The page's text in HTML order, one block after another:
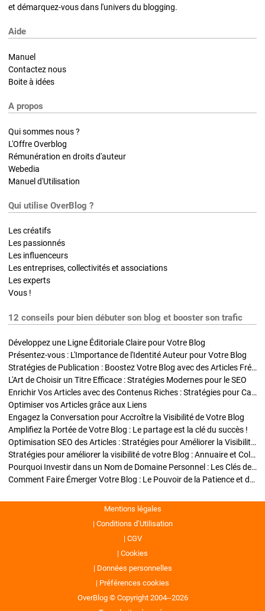
et démarquez-vous dans l'univers du blogging.
Aide
Manuel
Contactez nous
Boite à idées
A propos
Qui sommes nous ?
L'Offre Overblog
Rémunération en droits d'auteur
Webedia
Manuel d'Utilisation
Qui utilise OverBlog ?
Les créatifs
Les passionnés
Les influenceurs
Les entreprises, collectivités et associations
Les experts
Vous !
12 conseils pour bien débuter son blog et booster son trafic
Développez une Ligne Éditoriale Claire pour Votre Blog
Présentez-vous : L'Importance de l'Identité Auteur pour Votre Blog
Stratégies de Publication : Boostez Votre Blog avec des Articles Fréquents et Exclusifs
L'Art de Choisir un Titre Efficace : Stratégies Modernes pour le SEO
Enrichir Vos Articles avec des Contenus Riches : Stratégies pour Captiver et Optimiser
Optimiser vos Articles grâce aux Liens
Engagez la Conversation pour Accroître la Visibilité de Votre Blog
Amplifiez la Portée de Votre Blog : Le partage est la clé du succès !
Optimisation SEO des Articles : Stratégies pour Améliorer la Visibilité de Votre Blog
Stratégies pour améliorer la visibilité de votre Blog : Annuaire et Collaborations
Pourquoi Investir dans un Nom de Domaine Personnel : Les Clés de la Réussite de Votre Blog
Comment Faire Émerger Votre Blog : Le Pouvoir de la Patience et de la Persévérance
Mentions légales
Conditions d’Utilisation
CGV
Cookies
Données personnelles
Préférences cookies
OverBlog © Copyright 2004--2026